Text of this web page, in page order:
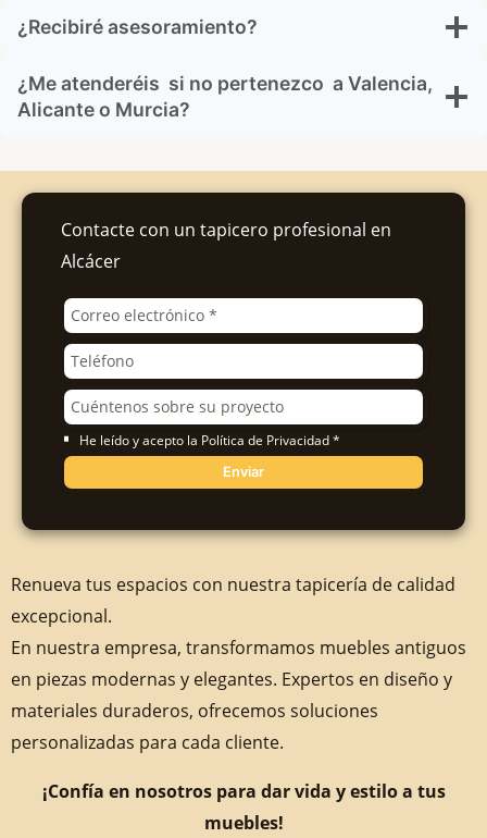
¿Recibiré asesoramiento?
¿Me atenderéis si no pertenezco a Valencia,
Alicante o Murcia?
Contacte con un tapicero profesional en
Alcácer
He leído y acepto la Política de Privacidad *
Enviar
Renueva tus espacios con nuestra tapicería de calidad
excepcional.
En nuestra empresa, transformamos muebles antiguos
en piezas modernas y elegantes. Expertos en diseño y
materiales duraderos, ofrecemos soluciones
personalizadas para cada cliente.
¡Confía en nosotros para dar vida y estilo a tus
muebles!